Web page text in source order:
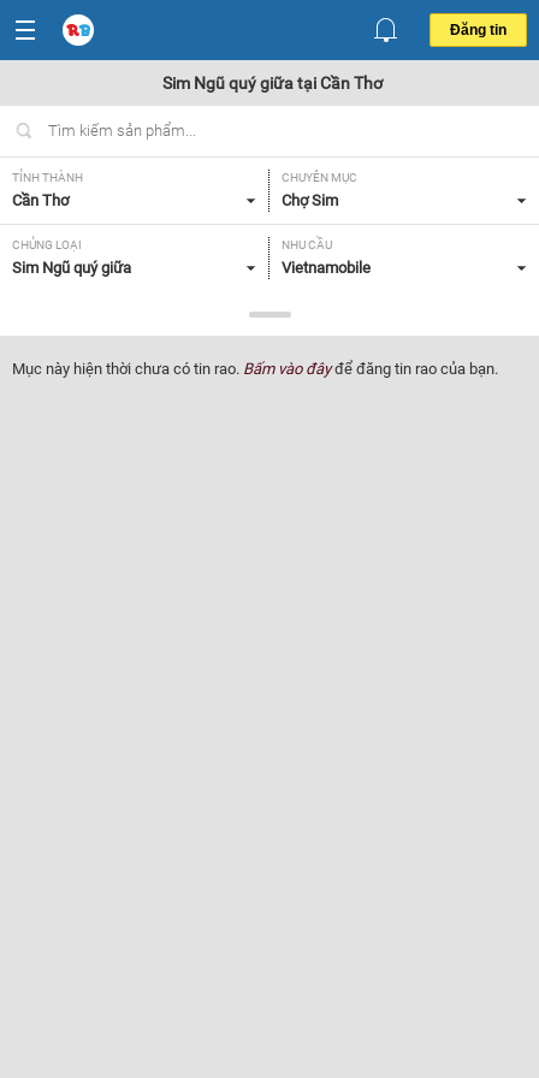
Đăng tin
Sim Ngũ quý giữa tại Cần Thơ
TỈNH THÀNH
Cần Thơ
CHUYÊN MỤC
Chợ Sim
CHỦNG LOẠI
Sim Ngũ quý giữa
NHU CẦU
Vietnamobile
Tất cả
Mục này hiện thời chưa có tin rao. Bấm vào đâyđể đăng tin rao của bạn.